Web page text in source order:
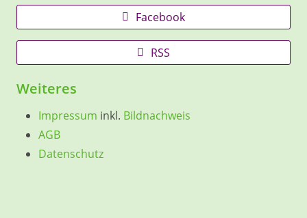
Facebook
RSS
Weiteres
Impressum inkl. Bildnachweis
AGB
Datenschutz